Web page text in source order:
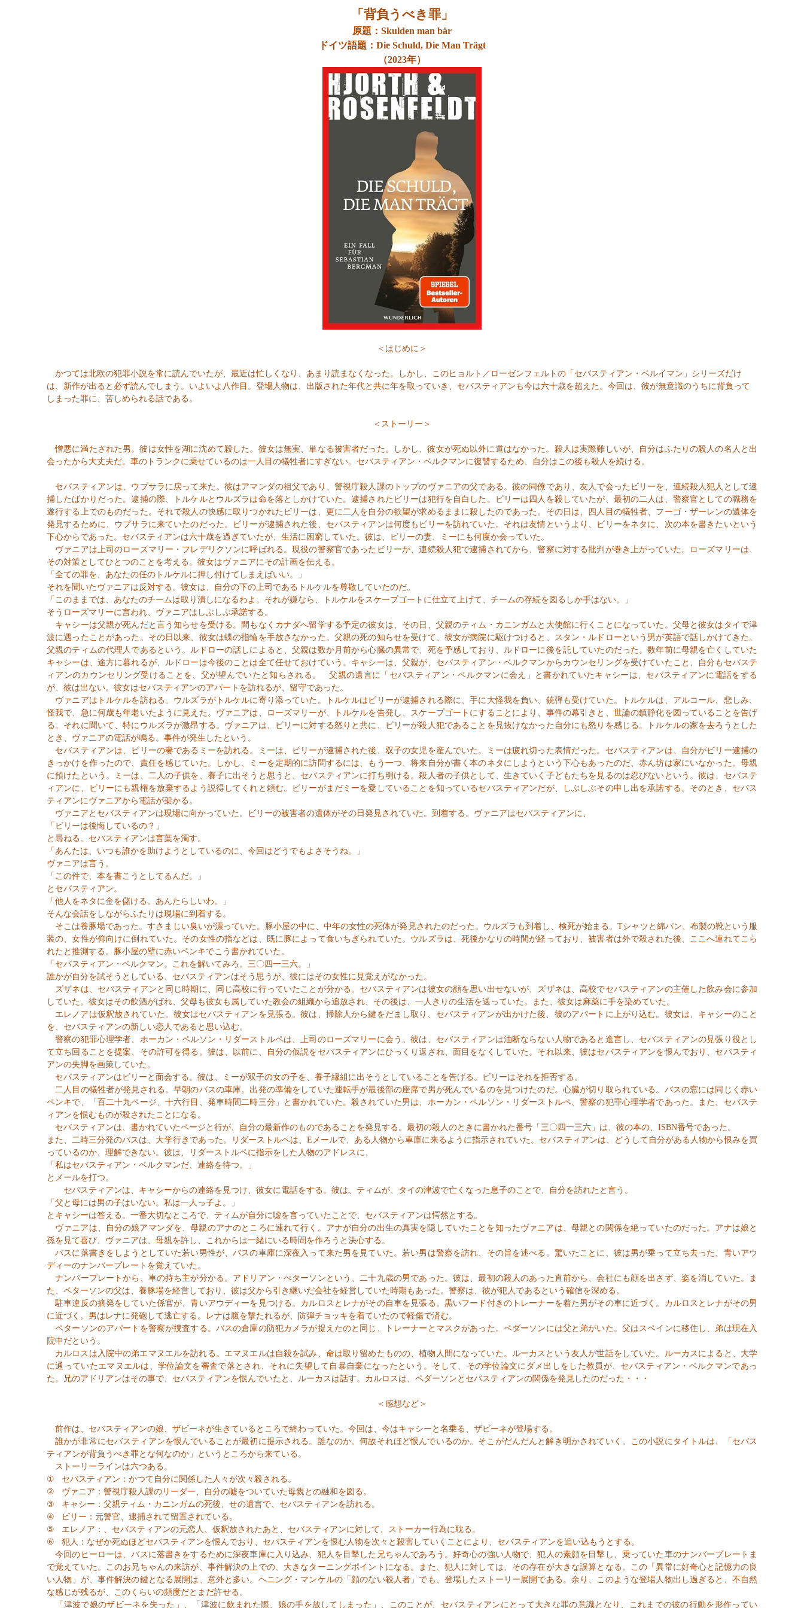
「背負うべき罪」
原題： Skulden man bär
ドイツ語題： Die Schuld, Die Man Trägt
（2023年）
＜はじめに＞
かつては北欧の犯罪小説を常に読んでいたが、最近は忙しくなり、あまり読まなくなった。しかし、このヒョルト／ローゼンフェルトの「セバスティアン・ベルイマン」シリーズだけ
は、新作が出ると必ず読んでしまう。いよいよ八作目。登場人物は、出版された年代と共に年を取っていき、セバスティアンも今は六十歳を超えた。今回は、彼が無意識のうちに背負って
しまった罪に、苦しめられる話である。
＜ストーリー＞
憎悪に満たされた男。彼は女性を湖に沈めて殺した。彼女は無実、単なる被害者だった。しかし、彼女が死ぬ以外に道はなかった。殺人は実際難しいが、自分はふたりの殺人の名人と出
会ったから大丈夫だ。車のトランクに乗せているのは一人目の犠牲者にすぎない。セバスティアン・ベルクマンに復讐するため、自分はこの後も殺人を続ける。
セバスティアンは、ウプサラに戻って来た。彼はアマンダの祖父であり、警視庁殺人課のトップのヴァニアの父である。彼の同僚であり、友人で会ったビリーを、連続殺人犯人として逮
捕したばかりだった。逮捕の際、トルケルとウルズラは命を落としかけていた。逮捕されたビリーは犯行を自白した。ビリーは四人を殺していたが、最初の二人は、警察官としての職務を
遂行する上でのものだった。それで殺人の快感に取りつかれたビリーは、更に二人を自分の欲望が求めるままに殺したのであった。その日は、四人目の犠牲者、フーゴ・ザーレンの遺体を
発見するために、ウプサラに来ていたのだった。ビリーが逮捕された後、セバスティアンは何度もビリーを訪れていた。それは友情というより、ビリーをネタに、次の本を書きたいという
下心からであった。セバスティアンは六十歳を過ぎていたが、生活に困窮していた。彼は、ビリーの妻、ミーにも何度か会っていた。
ヴァニアは上司のローズマリー・フレデリクソンに呼ばれる。現役の警察官であったビリーが、連続殺人犯で逮捕されてから、警察に対する批判が巻き上がっていた。ローズマリーは、
その対策としてひとつのことを考える。彼女はヴァニアにその計画を伝える。
「全ての罪を、あなたの任のトルケルに押し付けてしまえばいい。」
それを聞いたヴァニアは反対する。彼女は、自分の下の上司であるトルケルを尊敬していたのだ。
「このままでは、あなたのチームは取り潰しになるわよ。それが嫌なら、トルケルをスケープゴートに仕立て上げて、チームの存続を図るしか手はない。」
そうローズマリーに言われ、ヴァニアはしぶしぶ承諾する。
キャシーは父親が死んだと言う知らせを受ける。間もなくカナダへ留学する予定の彼女は、その日、父親のティム・カニンガムと大使館に行くことになっていた。父母と彼女はタイで津
波に遇ったことがあった。その日以来、彼女は蝶の指輪を手放さなかった。父親の死の知らせを受けて、彼女が病院に駆けつけると、スタン・ ルドローと いう男が英語で話しかけてきた。
父親のティムの代理人であるという。ルドローの話しによると、父親は数か月前から心臓の異常で、死を予感しており、ルドローに後を託していたのだった。数年前に母親を亡くしていた
キャシーは、途方に暮れるが、ルドローは今後のことは全て任せておけていう。キャシーは、父親が、セバスティアン・ベルクマンからカウンセリングを受けていたこと、自分もセバステ
ィアンのカウンセリング受けることを、父が望んでいたと知らされる。 父親の遺言に「セバスティアン・ベルクマンに会え」と書かれていたキャシーは、セバスティアンに電話をする
が、彼は出ない。彼女はセバスティアンのアパートを訪れるが、留守であった。
ヴァニアはトルケルを訪ねる。ウルズラがトルケルに寄り添っていた。トルケルはビリーが逮捕される際に、手に大怪我を負い、銃弾も受けていた。トルケルは、アルコール、悲しみ、
怪我で、急に何歳も年老いたように見えた。ヴァニアは、ローズマリーが、トルケルを告発し、スケープゴートにすることにより、事件の幕引きと、世論の鎮静化を図っていることを告げ
る。それに聞いて、特にウルズラが激昂する。ヴァニアは、ビリーに対する怒りと共に、ビリーが殺人犯であることを見抜けなかった自分にも怒りを感じる。トルケルの家を去ろうとした
とき、ヴァニアの電話が鳴る。事件が発生したという。
セバスティアンは、ビリーの妻であるミーを訪れる。ミーは、ビリーが逮捕された後、双子の女児を産んでいた。ミーは疲れ切った表情だった。セバスティアンは、自分がビリー逮捕の
きっかけを作ったので、責任を感じていた。しかし、ミーを定期的に訪問するには、もう一つ、将来自分が書く本のネタにしようという下心もあったのだ、赤ん坊は家にいなかった。母親
に預けたという。ミーは、二人の子供を、養子に出そうと思うと、セバスティアンに打ち明ける。殺人者の子供として、生きていく子どもたちを見るのは忍びないという。彼は、セバステ
ィアンに、ビリーにも親権を放棄するよう説得してくれと頼む。ビリーがまだミーを愛していることを知っているセバスティアンだが、しぶしぶその申し出を承諾する。そのとき、セバス
ティアンにヴァニアから電話が架かる。
ヴァニアとセバスティアンは現場に向かっていた。ビリーの被害者の遺体がその日発見されていた。到着する。ヴァニアはセバスティアンに、
「ビリーは後悔しているの？」
と尋ねる。セバスティアンは言葉を濁す。
「あんたは、いつも誰かを助けようとしているのに、今回はどうでもよさそうね。」
ヴァニアは言う。
「この件で、本を書こうとしてるんだ。」
とセバスティアン。
「他人をネタに金を儲ける。あんたらしいわ。」
そんな会話をしながらふたりは現場に到着する。
そこは養豚場であった。すさまじい臭いが漂っていた。豚小屋の中に、中年の女性の死体が発見されたのだった。ウルズラも到着し、検死が始まる。Tシャツと綿パン、布製の靴という服
装の、女性が仰向けに倒れていた。その女性の指などは、既に豚によって食いちぎられていた。ウルズラは、死後かなりの時間が経っており、被害者は外で殺された後、ここへ連れてこら
れたと推測する。豚小屋の壁に赤いペンキでこう書かれていた。
「セバスティアン・ベルクマン。これを解いてみろ。 三〇四一三六。
」
誰かが自分を試そうとしている、セバスティアンはそう思うが、彼にはその女性に見覚えがなかった。
ズザネは、セバスティアンと同じ時期に、同じ高校に行っていたことが分かる。セバスティアンは彼女の顔を思い出せないが、ズザネは、高校でセバスティアンの主催した飲み会に参加
していた。彼女はその飲酒がばれ、父母も彼女も属していた教会の組織から追放され、その後は、一人きりの生活を送っていた。また、彼女は麻薬に手を染めていた。
エレノアは仮釈放されていた。彼女はセバスティアンを見張る。彼は、掃除人から鍵をだまし取り、セバスティアンが出かけた後、彼のアパートに上がり込む。彼女は、キャシーのこと
を、セバスティアンの新しい恋人であると思い込む。
警察の犯罪心理学者、ホーカン・ペルソン・リダーストルペは、上司のローズマリーに会う。彼は、セバスティアンは油断ならない人物であると進言し、セバスティアンの見張り役とし
て立ち回ることを提案、その許可を得る。彼は、以前に、自分の仮説をセバスティアンにひっくり返され、面目をなくしていた。それ以来、彼はセバスティアンを恨んでおり、セバスティ
アンの失脚を画策していた。
セバスティアンはビリーと面会する。彼は、ミーが双子の女の子を、養子縁組に出そうとしていることを告げる。ビリーはそれを拒否する。
二人目の犠牲者が発見される。早朝のバスの車庫。出発の準備をしていた運転手が最後部の座席で男が死んでいるのを見つけたのだ。心臓が切り取られている。バスの窓には同じく赤い
ペンキで、「百二十九ページ、十六行目、発車時間二時三分」と書かれていた。殺されていた男は、ホーカン・ペルソン・ リダーストルペ、警察の犯罪心理学者であった。また、セバステ
ィアンを恨むものが殺されたことになる。
セバスティアンは、書かれていたページと行が、自分の最新作のものであることを発見する。最初の殺人のときに書かれた番号「三〇四一三六」は、彼の本の、 ISBN番号であった。
また、二時三分発のバスは、大学行きであった。リダーストルペは、E メールで、ある人物から車庫に来るように指示されていた。セバスティアンは、どうして自分がある人物から恨みを買
っているのか、理解できない。彼は、リダーストルペに指示をした人物のアドレスに、
「私はセバスティアン・ベルクマンだ、連絡を待つ。」
とメールを打つ。
セバスティアンは、キャシーからの連絡を見つけ、彼女に電話をする。彼は、ティムが、タイの津波で亡くなった息子のことで、自分を訪れたと言う。
「父と母には男の子はいない。私は一人っ子よ。」
とキャシーは答える。一番大切なところで、ティムが自分に嘘を言っていたことで、セバスティアンは愕然とする。
ヴァニアは、自分の娘アマンダを、母親のアナのところに連れて行く。アナが自分の出生の真実を隠していたことを知ったヴァニアは、母親との関係を絶っていたのだった。アナは娘と
孫を見て喜び、ヴァニアは、母親を許し、これからは一緒にいる時間を作ろうと決心する。
バスに落書きをしようとしていた若い男性が、バスの車庫に深夜入って来た男を見ていた。若い男は警察を訪れ、その旨を述べる。驚いたことに、彼は男が乗って立ち去った、青いアウ
ディーのナンバープレートを覚えていた。
ナンバープレートから、車の持ち主が分かる。アドリアン・ぺターソンという、二十九歳の男であった。彼は、最初の殺人のあった直前から、会社にも顔を出さず、姿を消していた。ま
た、ペターソンの父は、養豚場を経営しており、彼は父から引き継いだ会社を経営していた時期もあった。警察は、彼が犯人であるという確信を深める。
駐車違反の摘発をしていた係官が、青いアウディーを見つける。カルロスとレナがその自車を見張る。黒いフード付きのトレーナーを着た男がその車に近づく。カルロスとレナがその男
に近づく。男はレナに発砲して逃亡する。レナは腹を撃たれるが、防弾チョッキを着ていたので軽傷で済む。
ペターソンのアパートを警察が捜査する。バスの倉庫の防犯カメラが捉えたのと同じ、トレーナーとマスクがあった。ペダーソンには父と弟がいた。父はスペインに移住し、弟は現在入
院中だという。
カルロスは入院中の弟エマヌエルを訪れる。エマヌエルは自殺を試み、命は取り留めたものの、植物人間になっていた。ルーカスという友人が世話をしていた。ルーカスによると、大学
に通っていたエマヌエルは、学位論文を審査で落とされ、それに失望して自暴自棄になったという。そして、その学位論文にダメ出しをした教員が、セバスティアン・ベルクマンであっ
た。兄のアドリアンはその事で、セバスティアンを恨んでいたと、ルーカスは話す。カルロスは、ペダーソンとセバスティアンの関係を発見したのだった・・・
＜感想など＞
前作は、セバスティアンの娘、ザビーネが生きているところで終わっていた。今回は、今はキャシーと名乗る、ザビーネが登場する。
誰かが非常にセバスティアンを恨んでいることが最初に提示される。誰なのか。何故それほど恨んでいるのか。そこがだんだんと解き明かされていく。この小説にタイトルは、「セバス
ティアンが背負うべき罪とな何なのか」というところから来ている。
ストーリーラインは六つある。
①
セバスティアン：かつて自分に関係した人々が次々殺される。
②
ヴァニア：警視庁殺人課のリーダー、自分の嘘をついていた母親との融和を図る。
③
キャシー：父親ティム・カニンガムの死後、せの遺言で、セバスティアンを訪れる。
④
ビリー：元警官、逮捕されて留置されている。
⑤
エレノア：、セバスティアンの元恋人、仮釈放されたあと、セバスティアンに対して、ストーカー行為に耽る。
⑥
犯人：なぜか死ぬほどセバスティアンを恨んでおり、セバスティアンを恨む人物を次々と殺害していくことにより、セバスティアンを追い込もうとする。
今回のヒーローは、バスに落書きをするために深夜車庫に入り込み、犯人を目撃した兄ちゃんであろう。好奇心の強い人物で、犯人の素顔を目撃し、乗っていた車のナンバープレートま
で覚えていた。このお兄ちゃんの来訪が、事件解決の上での、大きなターニングポイントになる。また、犯人に対しては、その存在が大きな誤算となる。この「異常に好奇心と記憶力の良
い人物」が、事件解決の鍵となる展開は、意外と多い。ヘニング・マンケルの「顔のない殺人者」でも、登場したストーリー展開である。余り、このような登場人物出し過ぎると、不自然
な感じが残るが、このくらいの頻度だとまだ許せる。
「津波で娘のザビーネを失った」、「津波に飲まれた際、娘の手を放してしまった」、このことが、セバスティアンにとって大きな罪の意識となり、これまでの彼の行動を形作ってい